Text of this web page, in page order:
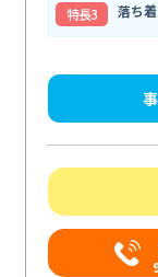
特⻑3
落ち